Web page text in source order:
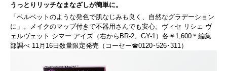
うっとりリッチなまなざしが簡単に。
「ベルベットのような発色で肌なじみも良く、自然なグラデーション
に」。メイクのマップ付きで不器用さんでも安心。ヴィセ リシェ ヴ
ェルヴェット シマー アイズ（右からBR-2、GY-1）各￥1,600＊編集
部調べ 11月16日数量限定発売（コーセー☎0120･526･311）